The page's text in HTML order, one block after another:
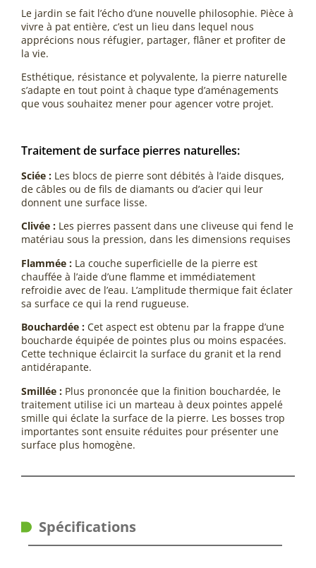
Le jardin se fait l’écho d’une nouvelle philosophie. Pièce à
vivre à pat entière, c’est un lieu dans lequel nous
apprécions nous réfugier, partager, flâner et profiter de
la vie.
Esthétique, résistance et polyvalente, la pierre naturelle
s’adapte en tout point à chaque type d’aménagements
que vous souhaitez mener pour agencer votre projet.
Traitement de surface pierres naturelles:
Sciée : Les blocs de pierre sont débités à l’aide disques,
de câbles ou de fils de diamants ou d’acier qui leur
donnent une surface lisse.
Clivée : Les pierres passent dans une cliveuse qui fend le
matériau sous la pression, dans les dimensions requises
Flammée : La couche superficielle de la pierre est
chauffée à l’aide d’une flamme et immédiatement
refroidie avec de l’eau. L’amplitude thermique fait éclater
sa surface ce qui la rend rugueuse.
Bouchardée : Cet aspect est obtenu par la frappe d’une
boucharde équipée de pointes plus ou moins espacées.
Cette technique éclaircit la surface du granit et la rend
antidérapante.
Smillée : Plus prononcée que la finition bouchardée, le
traitement utilise ici un marteau à deux pointes appelé
smille qui éclate la surface de la pierre. Les bosses trop
importantes sont ensuite réduites pour présenter une
surface plus homogène.
Spécifications